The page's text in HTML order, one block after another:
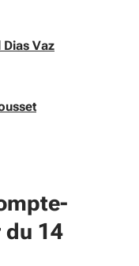
Vaz
du 14